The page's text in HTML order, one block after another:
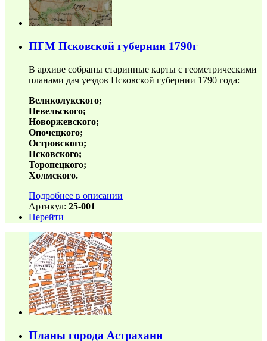
ПГМ Псковской губернии 1790г
В архиве собраны старинные карты с геометрическими
планами дач уездов Псковской губернии 1790 года:
Великолукского;
Невельского;
Новоржевского;
Опочецкого;
Островского;
Псковского;
Торопецкого;
Холмского.
Подробнее в описании
Артикул: 25-001
Перейти
Планы города Астрахани